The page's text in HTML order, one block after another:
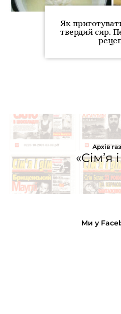
Як
твердий сир.
Архів
«Сім’я
Ми у